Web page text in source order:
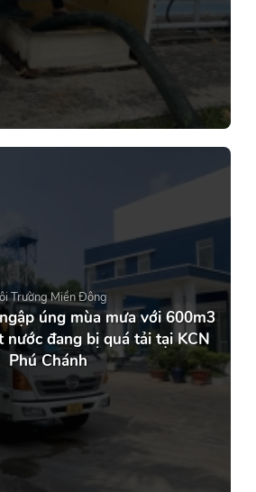
Trường Miền Đông
úng mùa mưa với 600m3
đang bị quá tải tại KCN
Phú Chánh